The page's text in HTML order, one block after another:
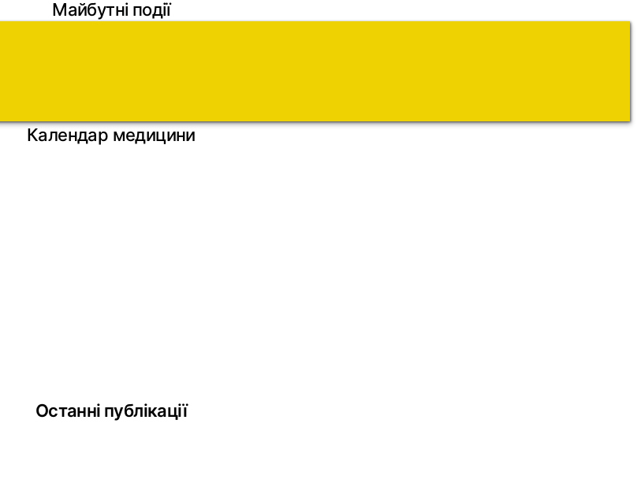
Майбутні події
Календар медицини
Останні публікації